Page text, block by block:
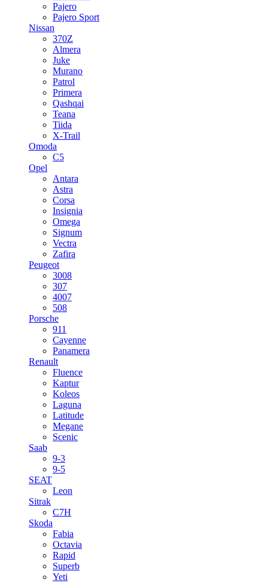
Pajero
Pajero Sport
Nissan
370Z
Almera
Juke
Murano
Patrol
Primera
Qashqai
Teana
Tiida
X-Trail
Omoda
C5
Opel
Antara
Astra
Corsa
Insignia
Omega
Signum
Vectra
Zafira
Peugeot
3008
307
4007
508
Porsche
911
Cayenne
Panamera
Renault
Fluence
Kaptur
Koleos
Laguna
Latitude
Megane
Scenic
Saab
9-3
9-5
SEAT
Leon
Sitrak
C7H
Skoda
Fabia
Octavia
Rapid
Superb
Yeti